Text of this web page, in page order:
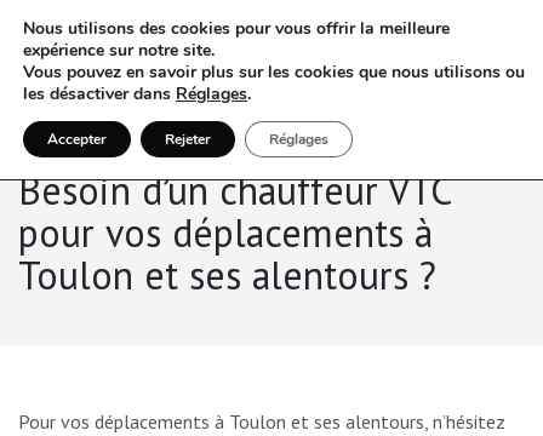
Besoin d’un chauffeur VTC
pour vos déplacements à
Toulon et ses alentours ?
Pour vos déplacements à Toulon et ses alentours, n’hésitez
Nous utilisons des cookies pour vous offrir la meilleure
expérience sur notre site.
Vous pouvez en savoir plus sur les cookies que nous utilisons ou
les désactiver dans Réglages.
Accepter Rejeter Réglages